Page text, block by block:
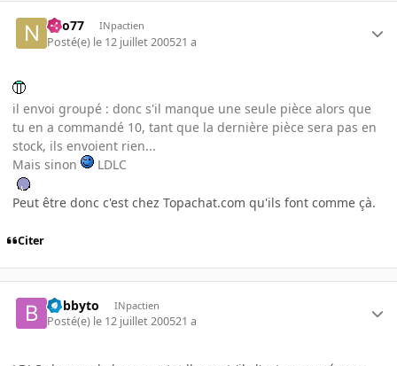
neo77 INpactien
Posté(e) le 12 juillet 200521 a
il envoi groupé : donc s'il manque une seule pièce alors que
tu en a commandé 10, tant que la dernière pièce sera pas en
stock, ils envoient rien...
Mais sinon
LDLC
Peut être donc c'est chez Topachat.com qu'ils font comme çà.
Citer
bobbyto INpactien
Posté(e) le 12 juillet 200521 a